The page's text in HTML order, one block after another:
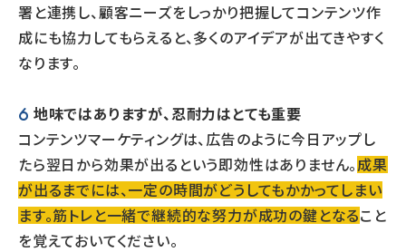
署と連携し、顧客ニーズをしっかり把握してコンテンツ作
成にも協力してもらえると、多くのアイデアが出てきやすく
なります。
地味ではありますが、忍耐力はとても重要
コンテンツマーケティングは、広告のように今日アップし
たら翌日から効果が出るという即効性はありません。 成果
が出るまでには、一定の時間がどうしてもかかってしまい
ます。筋トレと一緒で継続的な努力が成功の鍵となること
を覚えておいてください。